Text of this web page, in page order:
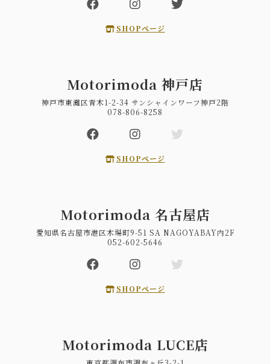
SHOPページ
Motorimoda 神戸店
神戸市東灘区青木1-2-34 サンシャインワーフ神戸2階
078-806-8258
SHOPページ
Motorimoda 名古屋店
愛知県名古屋市港区木場町9-51 SA NAGOYABAY内2F
052-602-5646
SHOPページ
Motorimoda LUCE店